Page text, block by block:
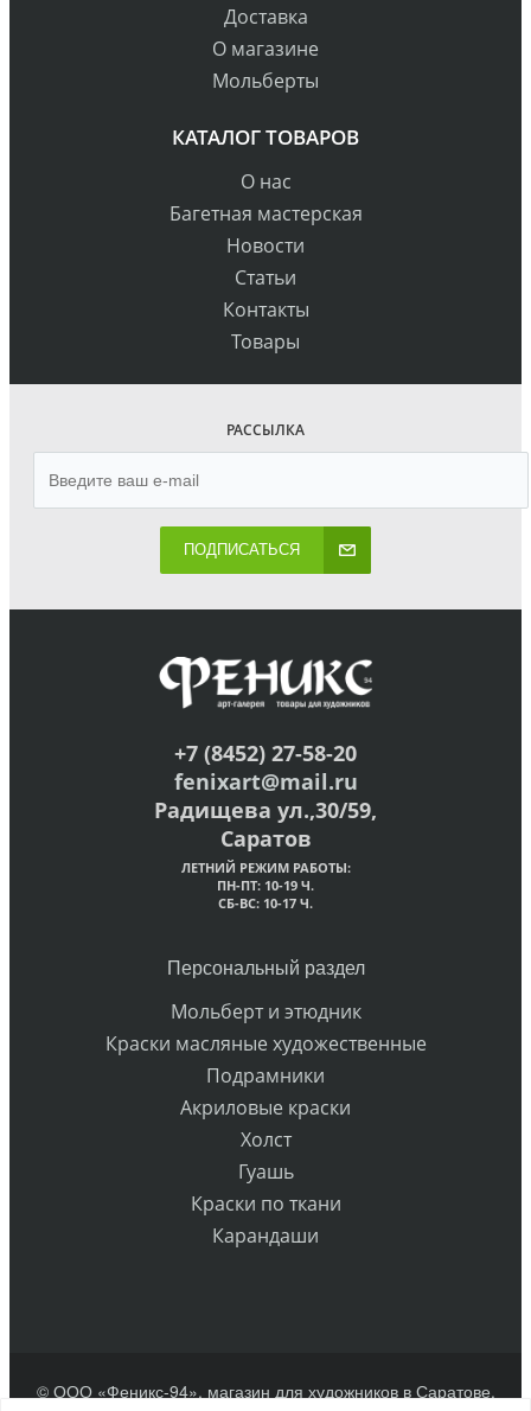
Доставка
О магазине
Мольберты
КАТАЛОГ ТОВАРОВ
О нас
Багетная мастерская
Новости
Статьи
Контакты
Товары
РАССЫЛКА
ПОДПИСАТЬСЯ
+7 (8452) 27-58-20
fenixart@mail.ru
Радищева ул.,30/59,
Саратов
ЛЕТНИЙ РЕЖИМ РАБОТЫ:
ПН-ПТ: 10-19 Ч.
СБ-ВС: 10-17 Ч.
Персональный раздел
Мольберт и этюдник
Краски масляные художественные
Подрамники
Акриловые краски
Холст
Гуашь
Краски по ткани
Карандаши
© ООО «Феникс-94», магазин для художников в Саратове.